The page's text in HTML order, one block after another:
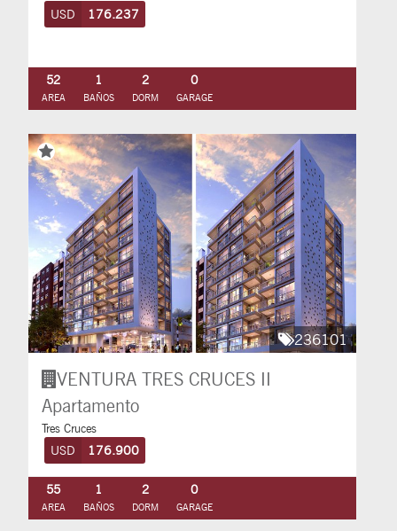
USD 176.237
52
AREA
1
BAÑOS
2
DORM
0
GARAGE
236101
VENTURA TRES CRUCES II
Apartamento
Tres Cruces
USD 176.900
55
AREA
1
BAÑOS
2
DORM
0
GARAGE